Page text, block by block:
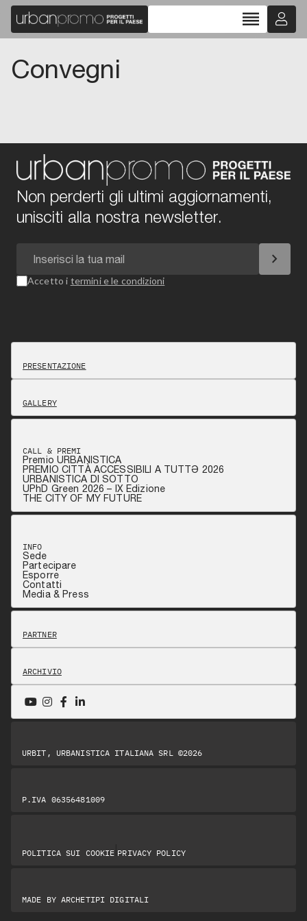
reorder
Convegni
Non perderti gli ultimi aggiornamenti,
unisciti alla nostra newsletter.
chevron_right
Accetto i termini e le condizioni
PRESENTAZIONE
GALLERY
CALL & PREMI
Premio URBANISTICA
PREMIO CITTÀ ACCESSIBILI A TUTTƏ 2026
URBANISTICA DI SOTTO
UPhD Green 2026 – IX Edizione
THE CITY OF MY FUTURE
INFO
Sede
Partecipare
Esporre
Contatti
Media & Press
PARTNER
ARCHIVIO
URBIT, URBANISTICA ITALIANA SRL ©2026
P.IVA 06356481009
POLITICA SUI COOKIE PRIVACY POLICY
MADE BY ARCHETIPI DIGITALI